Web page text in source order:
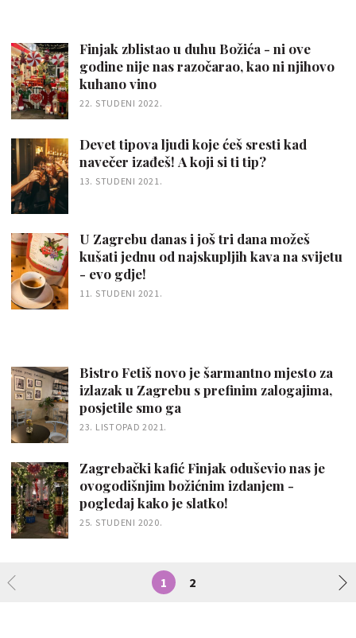
Finjak zblistao u duhu Božića - ni ove
godine nije nas razočarao, kao ni njihovo
kuhano vino
22. STUDENI 2022.
Devet tipova ljudi koje ćeš sresti kad
navečer izađeš! A koji si ti tip?
13. STUDENI 2021.
U Zagrebu danas i još tri dana možeš
kušati jednu od najskupljih kava na svijetu
- evo gdje!
11. STUDENI 2021.
Bistro Fetiš novo je šarmantno mjesto za
izlazak u Zagrebu s prefinim zalogajima,
posjetile smo ga
23. LISTOPAD 2021.
Zagrebački kafić Finjak oduševio nas je
ovogodišnjim božićnim izdanjem -
pogledaj kako je slatko!
25. STUDENI 2020.
1 2